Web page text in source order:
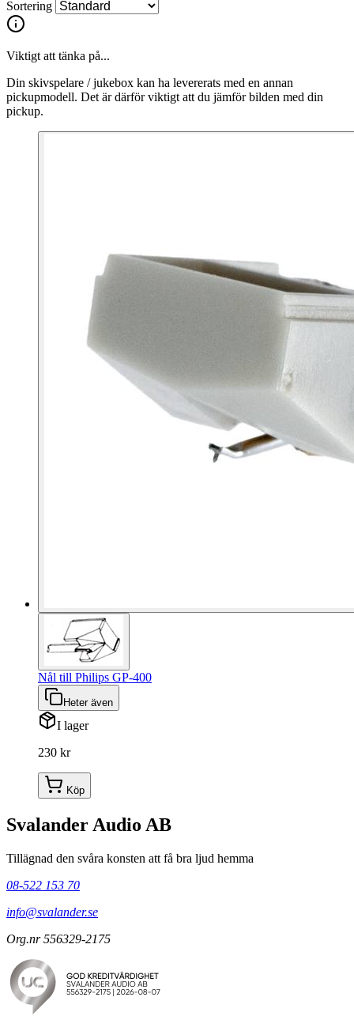
Sortering
Viktigt att tänka på...
Din skivspelare / jukebox kan ha levererats med en annan
pickupmodell. Det är därför viktigt att du jämför bilden med din
pickup.
Nål till Philips GP-400
Heter även
I lager
230 kr
Köp
Svalander Audio AB
Tillägnad den svåra konsten att få bra ljud hemma
08-522 153 70
info@svalander.se
Org.nr 556329-2175